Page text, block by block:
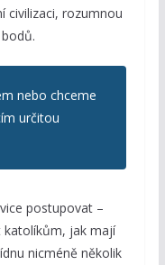
civilizaci, rozumnou
nebo chceme
určitou
postupovat –
katolíkům, jak mají
nicméně několik